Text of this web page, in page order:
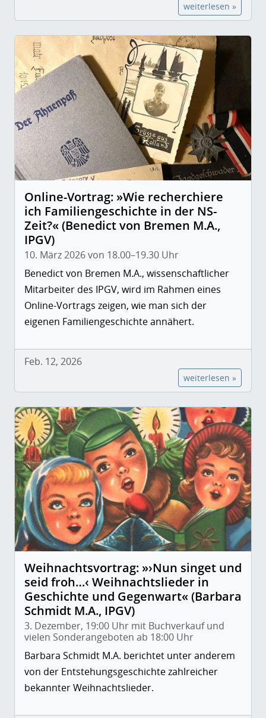
weiterlesen »
Online-Vortrag: »Wie recherchiere
ich Familiengeschichte in der NS-
Zeit?« (Benedict von Bremen M.A.,
IPGV)
10. März 2026 von 18.00–19.30 Uhr
Benedict von Bremen M.A., wissenschaftlicher
Mitarbeiter des IPGV, wird im Rahmen eines
Online-Vortrags zeigen, wie man sich der
eigenen Familiengeschichte annähert.
Feb. 12, 2026
weiterlesen »
Weihnachtsvortrag: »›Nun singet und
seid froh…‹ Weihnachtslieder in
Geschichte und Gegenwart« (Barbara
Schmidt M.A., IPGV)
3. Dezember, 19:00 Uhr mit Buchverkauf und
vielen Sonderangeboten ab 18:00 Uhr
Barbara Schmidt M.A. berichtet unter anderem
von der Entstehungsgeschichte zahlreicher
bekannter Weihnachtslieder.